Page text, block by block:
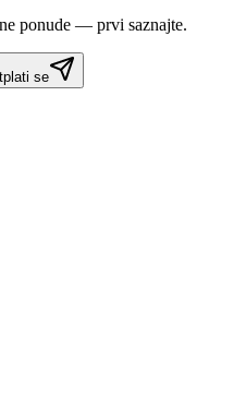
ponude — prvi saznajte.
se